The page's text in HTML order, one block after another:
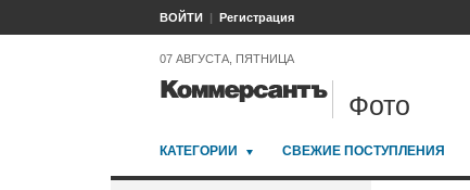
ВОЙТИ Регистрация
07 АВГУСТА, ПЯТНИЦА
Фото
КАТЕГОРИИ СВЕЖИЕ ПОСТУПЛЕНИЯ